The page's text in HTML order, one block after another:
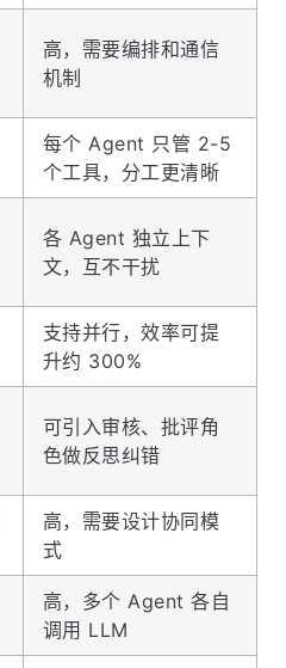
高，需要编排和通信
机制
每个 Agent 只管 2-5
个工具，分工更清晰
各 Agent 独立上下
文，互不干扰
支持并行，效率可提
升约 300%
可引入审核、批评角
色做反思纠错
高，需要设计协同模
式
高，多个 Agent 各自
调用 LLM